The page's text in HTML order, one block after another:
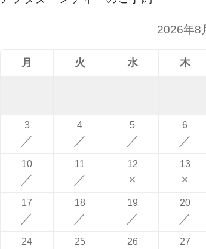
2026年8
月 火 水 木
3
／
4
／
5
／
6
／
10
／
11
／
12
×
13
×
17
／
18
／
19
／
20
／
24 25 26 27